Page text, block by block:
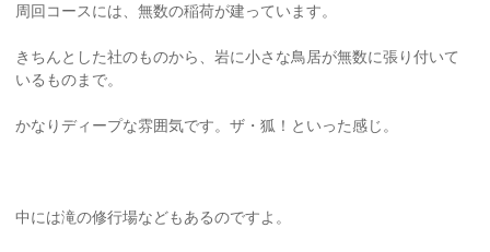
周回コースには、無数の稲荷が建っています。
きちんとした社のものから、岩に小さな鳥居が無数に張り付いて
いるものまで。
かなりディープな雰囲気です。ザ・狐！といった感じ。
中には滝の修行場などもあるのですよ。